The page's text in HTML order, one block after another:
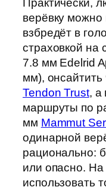
Практически,
верёвку можно
взбредёт в
страховкой на
7.8 мм Edelrid
мм),
Tendon Trust, а
маршруты по
мм Mammut
одинарной
рационально:
или опасно. На
использовать